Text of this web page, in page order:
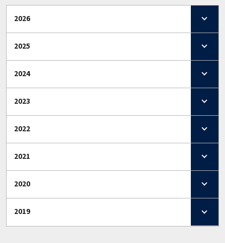
2026
2025
2024
2023
2022
2021
2020
2019